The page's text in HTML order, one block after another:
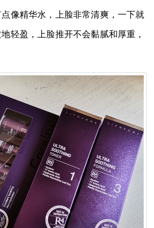
像精华水，上脸非常清爽，一下就
轻盈，上脸推开不会黏腻和厚重，